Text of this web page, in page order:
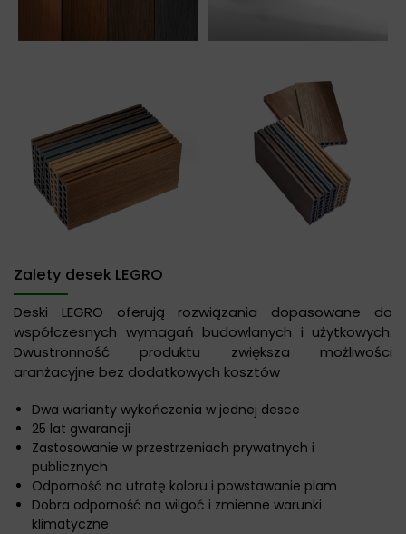
Zalety desek LEGRO
Deski LEGRO oferują rozwiązania dopasowane do
współczesnych wymagań budowlanych i użytkowych.
Dwustronność produktu zwiększa możliwości
aranżacyjne bez dodatkowych kosztów
Dwa warianty wykończenia w jednej desce
25 lat gwarancji
Zastosowanie w przestrzeniach prywatnych i
publicznych
Odporność na utratę koloru i powstawanie plam
Dobra odporność na wilgoć i zmienne warunki
klimatyczne